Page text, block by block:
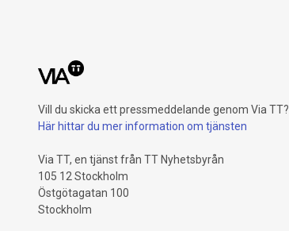
Vill du skicka ett pressmeddelande genom Via TT?
Här hittar du mer information om tjänsten
Via TT, en tjänst från TT Nyhetsbyrån
105 12 Stockholm
Östgötagatan 100
Stockholm